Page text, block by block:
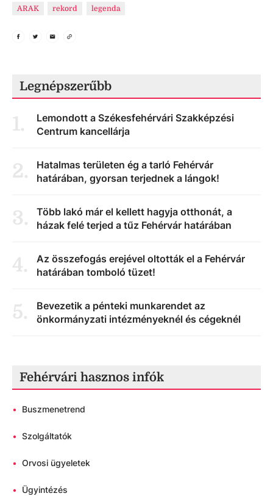
ARAK rekord legenda
Legnépszerűbb
1.
Lemondott a Székesfehérvári Szakképzési
Centrum kancellárja
2.
Hatalmas területen ég a tarló Fehérvár
határában, gyorsan terjednek a lángok!
3.
Több lakó már el kellett hagyja otthonát, a
házak felé terjed a tűz Fehérvár határában
4.
Az összefogás erejével oltották el a Fehérvár
határában tomboló tüzet!
5.
Bevezetik a pénteki munkarendet az
önkormányzati intézményeknél és cégeknél
Fehérvári hasznos infók
• Buszmenetrend
• Szolgáltatók
• Orvosi ügyeletek
• Ügyintézés